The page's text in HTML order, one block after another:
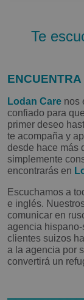
Te
Lodan Care nos
confiado para
primer deseo
te acompaña y
desde hace más
simplemente
encontrarás en
Escuchamos a
e inglés.
comunicar en
agencia
clientes suizos
a la agencia por
convertirá un